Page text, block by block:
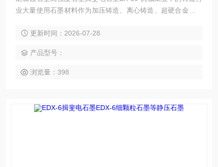
业大量使用石墨材料作为加压铸造、离心铸造、超硬合金的热
石墨模具。石墨模具可多次重复使用，脱模后的铸件具有较高
墨材料应该是质地致密、热膨胀系数较低、抗氧化性能较好的
石墨，用于铸 造尺寸较大的铸件的石墨可以用较粗的粒度组
更新时间：2026-07-28
产品型号：
浏览量：398